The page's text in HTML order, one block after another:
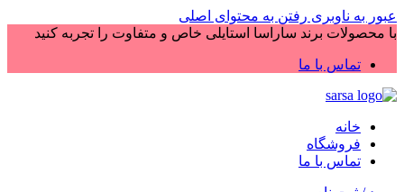
عبور به ناوبری رفتن به محتوای اصلی
با محصولات برند ساراسا استایلی خاص و متفاوت را تجربه کنید
تماس با ما
خانه
فروشگاه
تماس با ما